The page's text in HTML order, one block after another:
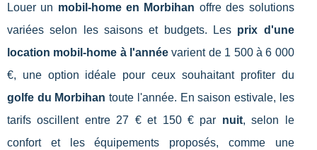
Louer un mobil-home en Morbihan offre des solutions
variées selon les saisons et budgets. Les prix d'une
location mobil-home à l'année varient de 1 500 à 6 000
€, une option idéale pour ceux souhaitant profiter du
golfe du Morbihan toute l'année. En saison estivale, les
tarifs oscillent entre 27 € et 150 € par nuit, selon le
confort et les équipements proposés, comme une